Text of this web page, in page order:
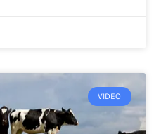
VIDEO